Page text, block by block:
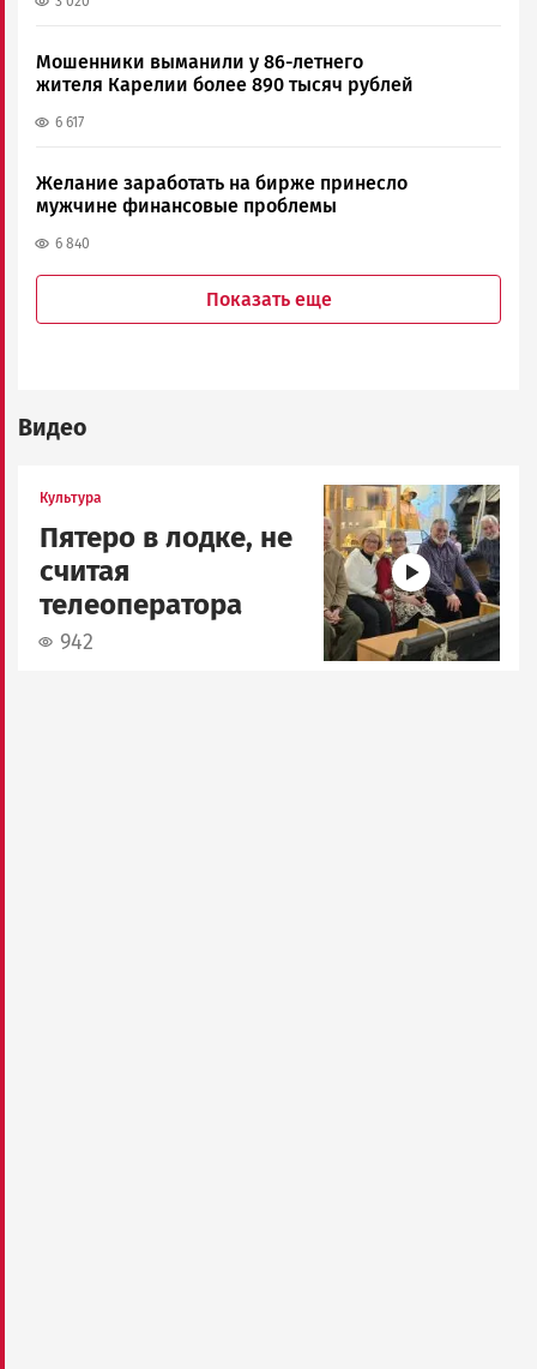
Мошенники выманили у 86-летнего
жителя Карелии более 890 тысяч рублей
6 617
Желание заработать на бирже принесло
мужчине финансовые проблемы
6 840
Показать еще
Видео
Культура
Пятеро в лодке, не
считая
телеоператора
942
Image